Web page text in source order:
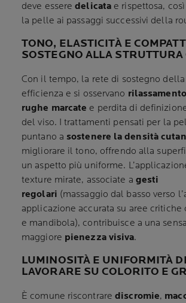
deve esseredelicata e rispettosa,
la pelle ai passaggi successivi della
TONO, ELASTICITÀ E
SOSTEGNO ALLA STRUTTURA
Con il tempo, la rete di sostegno
efficienza e si osservano
rughe marcate e perdita di
del viso. I trattamenti pensati per la
puntano a sostenere la densità
migliorare il tono, offrendo alla
un aspetto più uniforme.
texture mirate, associate a gesti
regolari (massaggio dal basso verso
applicazione accurata su aree critiche
e mandibola), contribuisce a una
maggiore pienezza visiva.
LUMINOSITÀ E UNIFORMITÀ
LAVORARE SU COLORITO E
È comune riscontrarediscromie,